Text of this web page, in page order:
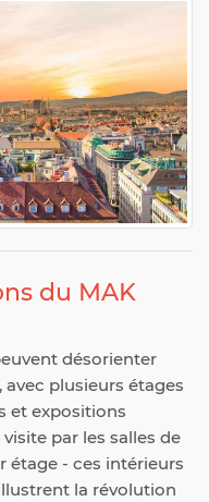
du MAK
désorienter
plusieurs étages
et expositions
par les salles de
étage - ces intérieurs
la révolution